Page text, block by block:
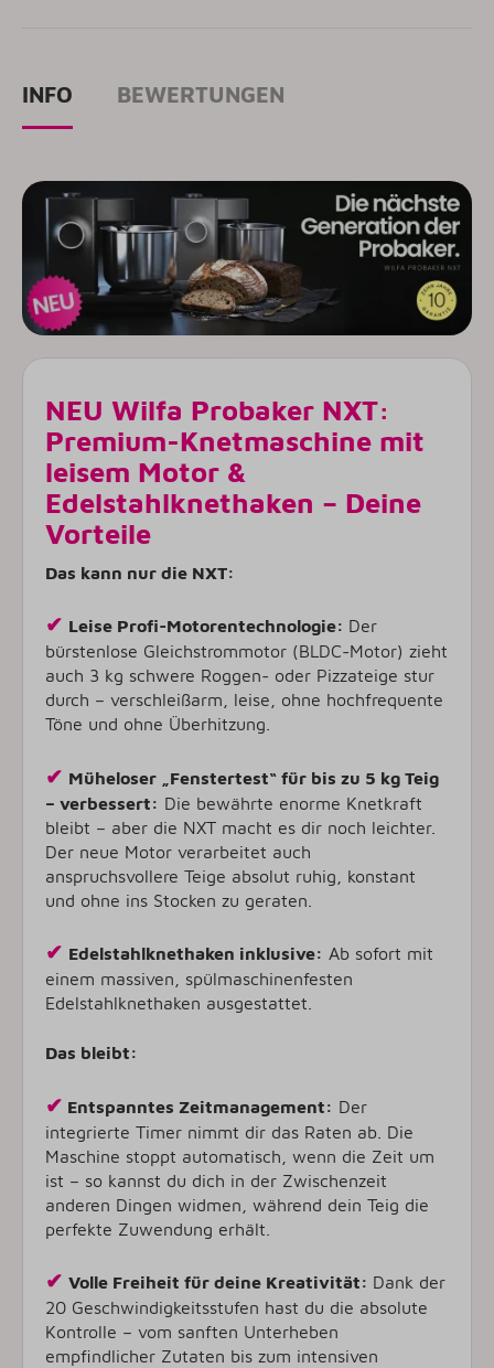
INFO BEWERTUNGEN
NEU Wilfa Probaker NXT:
Premium-Knetmaschine mit
leisem Motor &
Edelstahlknethaken – Deine
Vorteile
Das kann nur die NXT:
✔ Leise Profi-Motorentechnologie: Der
bürstenlose Gleichstrommotor (BLDC-Motor) zieht
auch 3 kg schwere Roggen- oder Pizzateige stur
durch – verschleißarm, leise, ohne hochfrequente
Töne und ohne Überhitzung.
✔ Müheloser „Fenstertest“ für bis zu 5 kg Teig
– verbessert: Die bewährte enorme Knetkraft
bleibt – aber die NXT macht es dir noch leichter.
Der neue Motor verarbeitet auch
anspruchsvollere Teige absolut ruhig, konstant
und ohne ins Stocken zu geraten.
✔ Edelstahlknethaken inklusive: Ab sofort mit
einem massiven, spülmaschinenfesten
Edelstahlknethaken ausgestattet.
Das bleibt:
✔ Entspanntes Zeitmanagement: Der
integrierte Timer nimmt dir das Raten ab. Die
Maschine stoppt automatisch, wenn die Zeit um
ist – so kannst du dich in der Zwischenzeit
anderen Dingen widmen, während dein Teig die
perfekte Zuwendung erhält.
✔ Volle Freiheit für deine Kreativität: Dank der
20 Geschwindigkeitsstufen hast du die absolute
Kontrolle – vom sanften Unterheben
empfindlicher Zutaten bis zum intensiven